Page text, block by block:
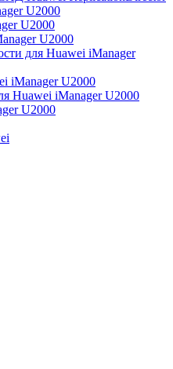
U2000
U2000
U2000
для Huawei iManager
iManager U2000
Huawei iManager U2000
U2000